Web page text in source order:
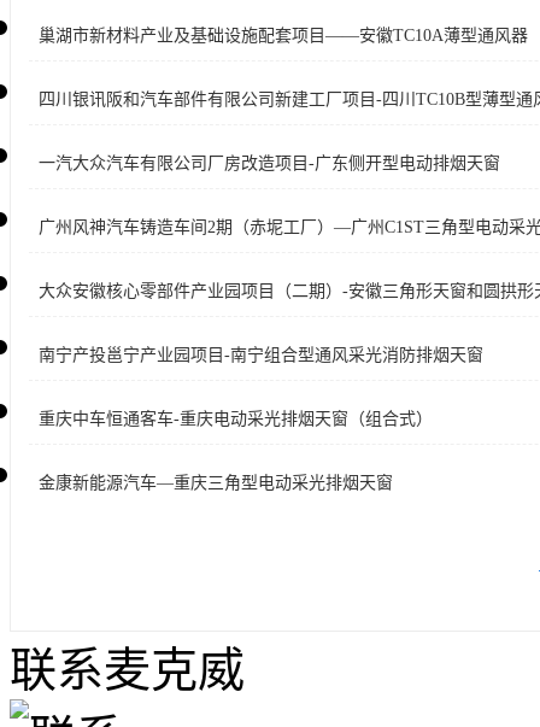
巢湖市新材料产业及基础设施配套项目——安徽TC10A薄型通风器
四川银讯阪和汽车部件有限公司新建工厂项目-四川TC10B型薄型通
一汽大众汽车有限公司厂房改造项目-广东侧开型电动排烟天窗
广州风神汽车铸造车间2期（赤坭工厂）—广州C1ST三角型电动采
大众安徽核心零部件产业园项目（二期）-安徽三角形天窗和圆拱形
南宁产投邕宁产业园项目-南宁组合型通风采光消防排烟天窗
重庆中车恒通客车-重庆电动采光排烟天窗（组合式）
金康新能源汽车—重庆三角型电动采光排烟天窗
联系麦克威